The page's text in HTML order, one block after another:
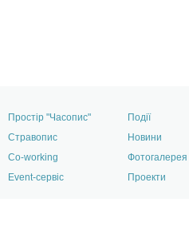
Простір "Часопис"
Події
Стравопис
Новини
Co-working
Фотогалерея
Event-сервіс
Проекти